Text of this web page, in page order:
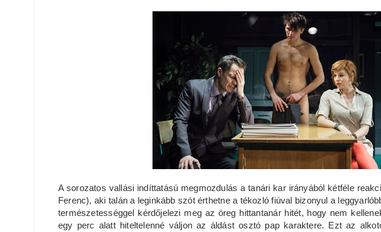
A sorozatos vallási indíttatású megmozdulás a tanári kar irányából kétféle
Ferenc), aki talán a leginkább szót érthetne a tékozló fiúval bizonyul a
természetességgel kérdőjelezi meg az öreg hittantanár hitét, hogy nem
egy perc alatt hiteltelenné váljon az áldást osztó pap karaktere. Ezt az